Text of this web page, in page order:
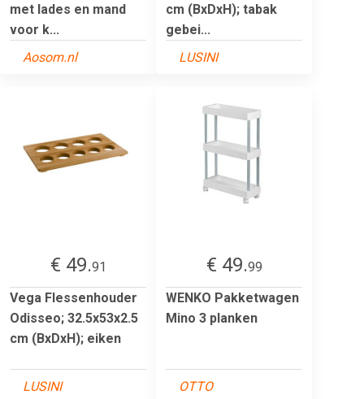
met lades en mand
voor k...
Aosom.nl
cm (BxDxH); tabak
gebei...
LUSINI
€ 49.91
Vega Flessenhouder
Odisseo; 32.5x53x2.5
cm (BxDxH); eiken
LUSINI
€ 49.99
WENKO Pakketwagen
Mino 3 planken
OTTO